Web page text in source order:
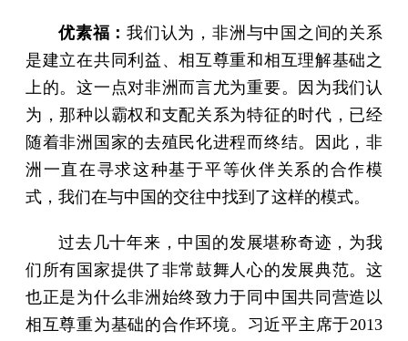
优素福：我们认为，非洲与中国之间的关系
是建立在共同利益、相互尊重和相互理解基础之
上的。这一点对非洲而言尤为重要。因为我们认
为，那种以霸权和支配关系为特征的时代，已经
随着非洲国家的去殖民化进程而终结。因此，非
洲一直在寻求这种基于平等伙伴关系的合作模
式，我们在与中国的交往中找到了这样的模式。
过去几十年来，中国的发展堪称奇迹，为我
们所有国家提供了非常鼓舞人心的发展典范。这
也正是为什么非洲始终致力于同中国共同营造以
相互尊重为基础的合作环境。习近平主席于2013